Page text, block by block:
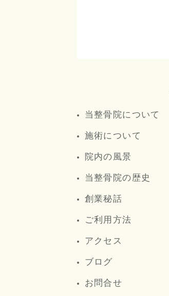
当整骨院について
施術について
院内の風景
当整骨院の歴史
創業秘話
ご利用方法
アクセス
ブログ
お問合せ